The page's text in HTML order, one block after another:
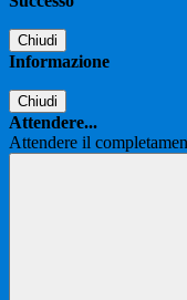
Chiudi
Informazione
Chiudi
Attendere...
Attendere il